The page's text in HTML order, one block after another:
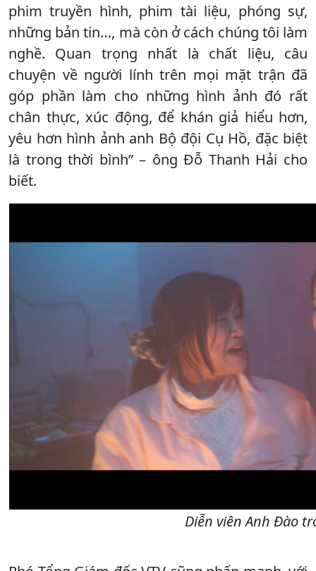
phim truyền hình, phim tài liệu, phóng sự,
những bản tin…, mà còn ở cách chúng tôi làm
nghề. Quan trọng nhất là chất liệu, câu
chuyện về người lính trên mọi mặt trận đã
góp phần làm cho những hình ảnh đó rất
chân thực, xúc động, để khán giả hiểu hơn,
yêu hơn hình ảnh anh Bộ đội Cụ Hồ, đặc biệt
là trong thời bình” – ông Đỗ Thanh Hải cho
biết.
Diễn viên Anh Đào